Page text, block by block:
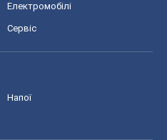
Електромобілі
Сервіс
Напої